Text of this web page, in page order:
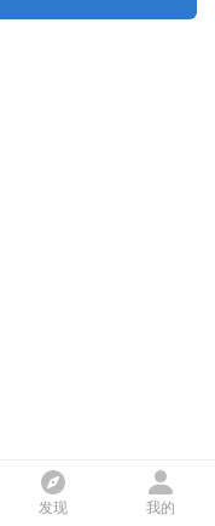
发现 我的